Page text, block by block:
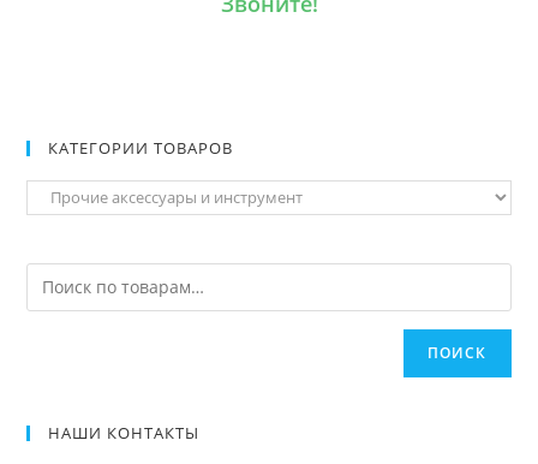
КАТЕГОРИИ ТОВАРОВ
ПОИСК
НАШИ КОНТАКТЫ